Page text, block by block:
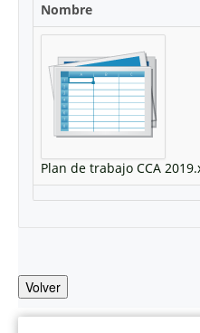
Nombre
Plan de trabajo CCA
Volver